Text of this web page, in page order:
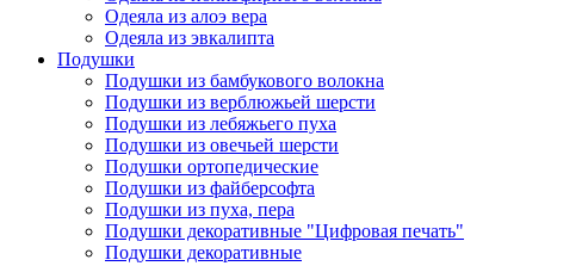
Одеяла из алоэ вера
Одеяла из эвкалипта
Подушки
Подушки из бамбукового волокна
Подушки из верблюжьей шерсти
Подушки из лебяжьего пуха
Подушки из овечьей шерсти
Подушки ортопедические
Подушки из файберсофта
Подушки из пуха, пера
Подушки декоративные "Цифровая печать"
Подушки декоративные